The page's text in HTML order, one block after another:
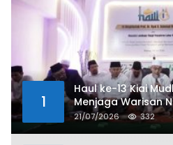
1
Haul ke-13 Kiai
Menjaga Warisan
21/07/2026 332